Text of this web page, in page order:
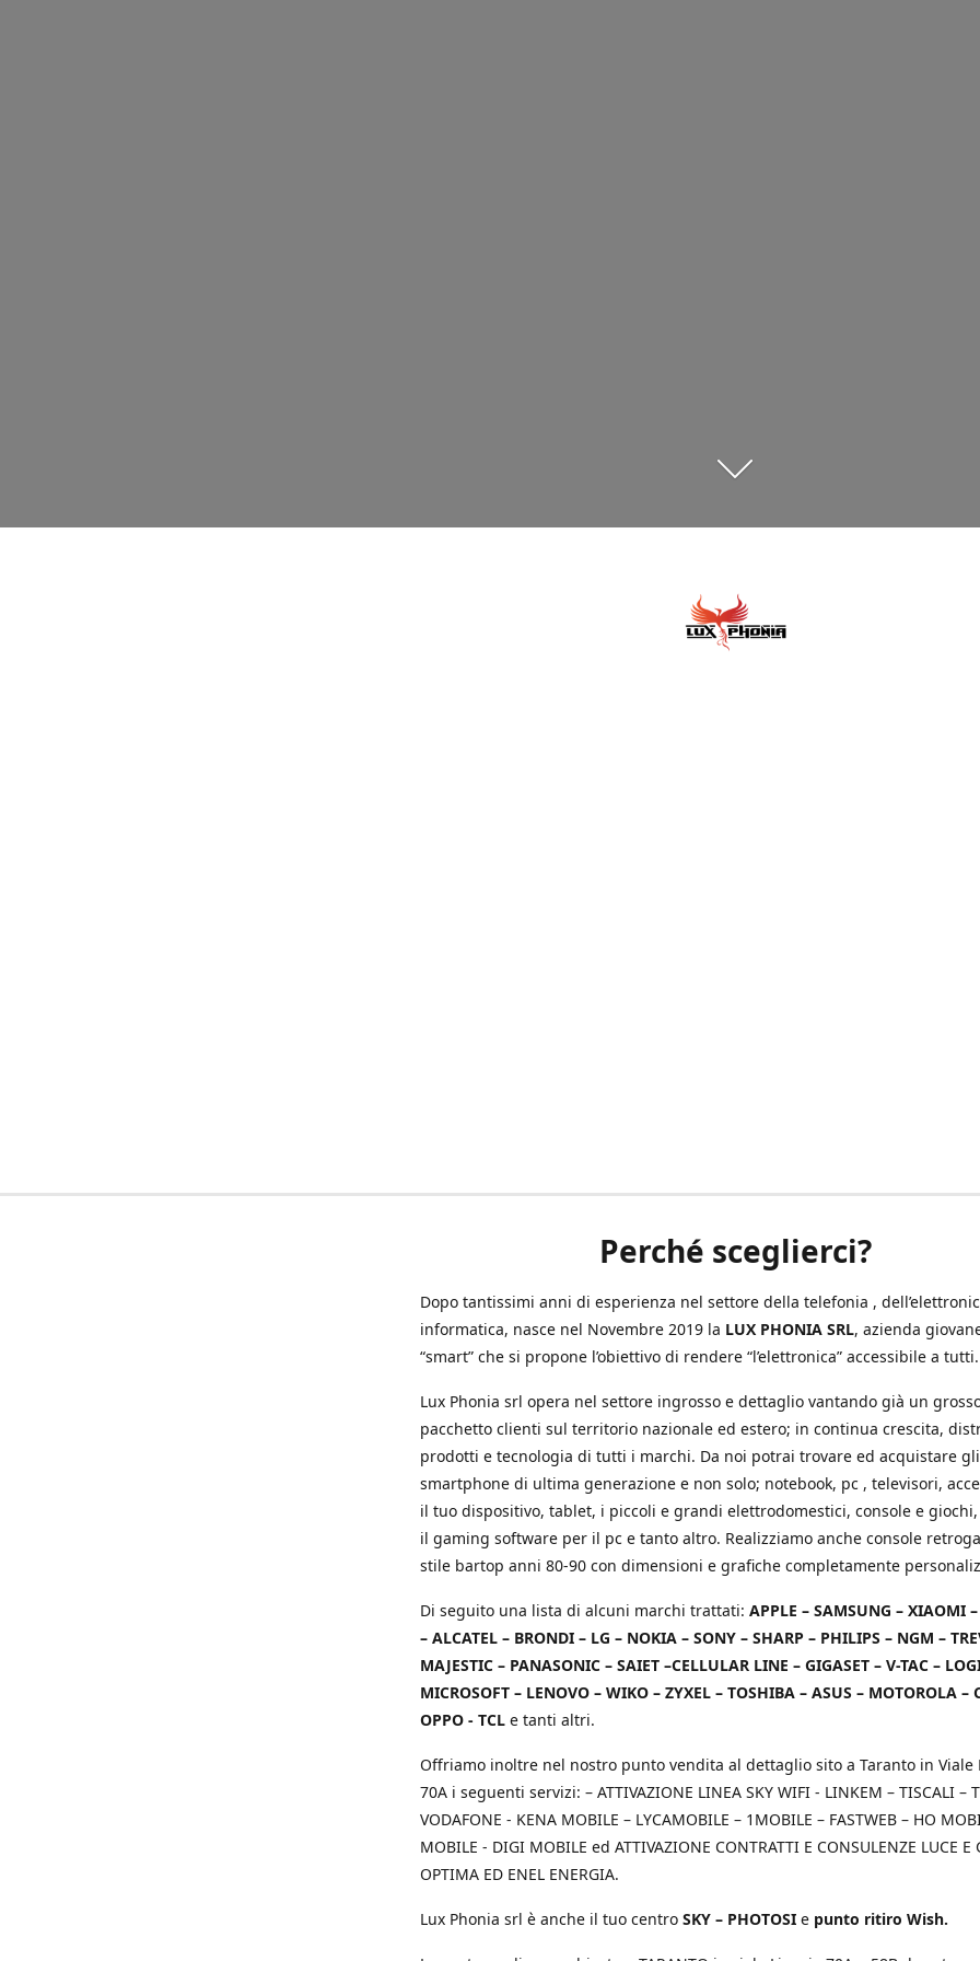
Perché sceglierci?
Dopo tantissimi anni di esperienza nel settore della telefonia ,
informatica, nasce nel Novembre 2019 la LUX PHONIA SRL, azienda
“smart” che si propone l’obiettivo di rendere “l’elettronica” accessibile a tutti.
Lux Phonia srl opera nel settore ingrosso e dettaglio vantando già un
pacchetto clienti sul territorio nazionale ed estero; in continua crescita,
prodotti e tecnologia di tutti i marchi. Da noi potrai trovare ed acquistare gli
smartphone di ultima generazione e non solo; notebook, pc , televisori,
il tuo dispositivo, tablet, i piccoli e grandi elettrodomestici, console e
il gaming software per il pc e tanto altro. Realizziamo anche console
stile bartop anni 80-90 con dimensioni e grafiche completamente
Di seguito una lista di alcuni marchi trattati: APPLE – SAMSUNG – XIAOMI
– ALCATEL – BRONDI – LG – NOKIA – SONY – SHARP – PHILIPS – NGM –
MAJESTIC – PANASONIC – SAIET –CELLULAR LINE – GIGASET – V-TAC –
MICROSOFT – LENOVO – WIKO – ZYXEL – TOSHIBA – ASUS – MOTOROLA –
OPPO - TCL e tanti altri.
Offriamo inoltre nel nostro punto vendita al dettaglio sito a Taranto in Viale
70A i seguenti servizi: – ATTIVAZIONE LINEA SKY WIFI - LINKEM – TISCALI –
VODAFONE - KENA MOBILE – LYCAMOBILE – 1MOBILE – FASTWEB – HO
MOBILE - DIGI MOBILE ed ATTIVAZIONE CONTRATTI E CONSULENZE LUCE E
OPTIMA ED ENEL ENERGIA.
Lux Phonia srl è anche il tuo centro SKY – PHOTOSI e punto ritiro Wish.